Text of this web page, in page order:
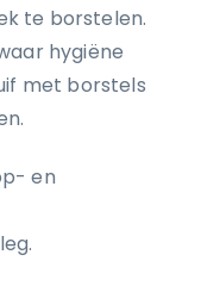
te borstelen.
hygiëne
met borstels
en
750 mm